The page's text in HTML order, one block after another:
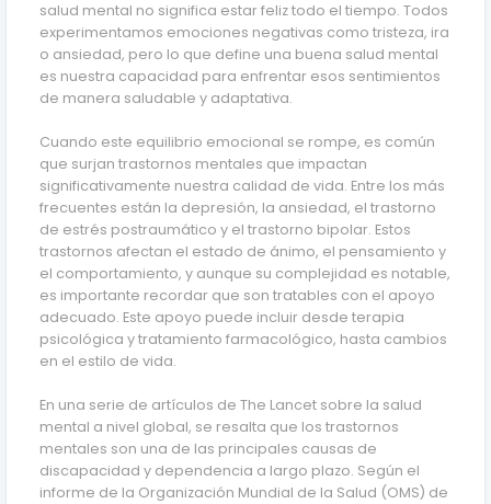
salud mental no significa estar feliz todo el tiempo. Todos
experimentamos emociones negativas como tristeza, ira
o ansiedad, pero lo que define una buena salud mental
es nuestra capacidad para enfrentar esos sentimientos
de manera saludable y adaptativa.
Cuando este equilibrio emocional se rompe, es común
que surjan trastornos mentales que impactan
significativamente nuestra calidad de vida. Entre los más
frecuentes están la depresión, la ansiedad, el trastorno
de estrés postraumático y el trastorno bipolar. Estos
trastornos afectan el estado de ánimo, el pensamiento y
el comportamiento, y aunque su complejidad es notable,
es importante recordar que son tratables con el apoyo
adecuado. Este apoyo puede incluir desde terapia
psicológica y tratamiento farmacológico, hasta cambios
en el estilo de vida.
En una serie de artículos deThe Lancet sobre la salud
mental a nivel global, se resalta que los trastornos
mentales son una de las principales causas de
discapacidad y dependencia a largo plazo. Según el
informe de la Organización Mundial de la Salud (OMS) de